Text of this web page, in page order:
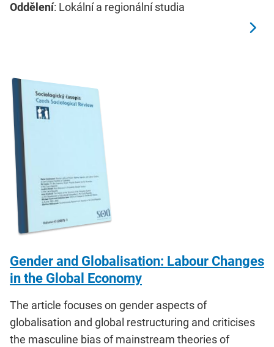
Oddělení: Lokální a regionální studia
Gender and Globalisation: Labour Changes
in the Global Economy
The article focuses on gender aspects of
globalisation and global restructuring and criticises
the masculine bias of mainstream theories of